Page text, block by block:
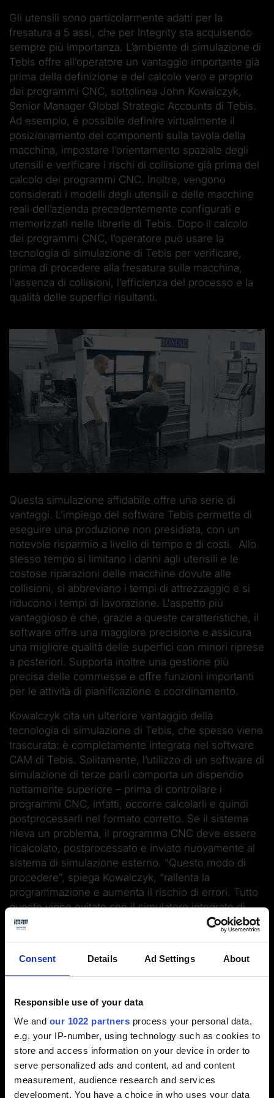
Consent Details Ad Settings About
Responsible use of your data
We and our 1022 partners process your personal data,
e.g. your IP-number, using technology such as cookies to
store and access information on your device in order to
serve personalized ads and content, ad and content
measurement, audience research and services
development. You have a choice in who uses your data
Gli utensili sono particolarmente adatti per la
fresatura a 5 assi, che per Integrity sta acquisendo
sempre più importanza. L’ambiente di simulazione di
Tebis offre all’operatore un vantaggio importante già
prima della definizione e del calcolo vero e proprio
dei programmi CNC, sottolinea John Kowalczyk,
Senior Manager Global Strategic Accounts di Tebis.
Ad esempio, è possibile definire virtualmente il
posizionamento dei componenti sulla tavola della
macchina, impostare l’orientamento spaziale degli
utensili e verificare i rischi di collisione già prima del
calcolo dei programmi CNC. Inoltre, vengono
considerati i modelli degli utensili e delle macchine
reali dell’azienda precedentemente configurati e
memorizzati nelle librerie di Tebis. Dopo il calcolo
dei programmi CNC, l’operatore può usare la
tecnologia di simulazione di Tebis per verificare,
prima di procedere alla fresatura sulla macchina,
l'assenza di collisioni, l’efficienza del processo e la
qualità delle superfici risultanti.
Questa simulazione affidabile offre una serie di
vantaggi. L’impiego del software Tebis permette di
eseguire una produzione non presidiata, con un
notevole risparmio a livello di tempo e di costi. Allo
stesso tempo si limitano i danni agli utensili e le
costose riparazioni delle macchine dovute alle
collisioni, si abbreviano i tempi di attrezzaggio e si
riducono i tempi di lavorazione. L'aspetto più
vantaggioso è che, grazie a queste caratteristiche, il
software offre una maggiore precisione e assicura
una migliore qualità delle superfici con minori riprese
a posteriori. Supporta inoltre una gestione più
precisa delle commesse e offre funzioni importanti
per le attività di pianificazione e coordinamento.
Kowalczyk cita un ulteriore vantaggio della
tecnologia di simulazione di Tebis, che spesso viene
trascurata: è completamente integrata nel software
CAM di Tebis. Solitamente, l’utilizzo di un software di
simulazione di terze parti comporta un dispendio
nettamente superiore – prima di controllare i
programmi CNC, infatti, occorre calcolarli e quindi
postprocessarli nel formato corretto. Se il sistema
rileva un problema, il programma CNC deve essere
ricalcolato, postprocessato e inviato nuovamente al
sistema di simulazione esterno. “Questo modo di
procedere”, spiega Kowalczyk, “rallenta la
programmazione e aumenta il rischio di errori. Tutto
questo viene evitato con il simulatore integrato di
Tebis”.
Programmi standardizzati e più
velocità grazie all’automazione
Per quanto la simulazione sia importante, il processo